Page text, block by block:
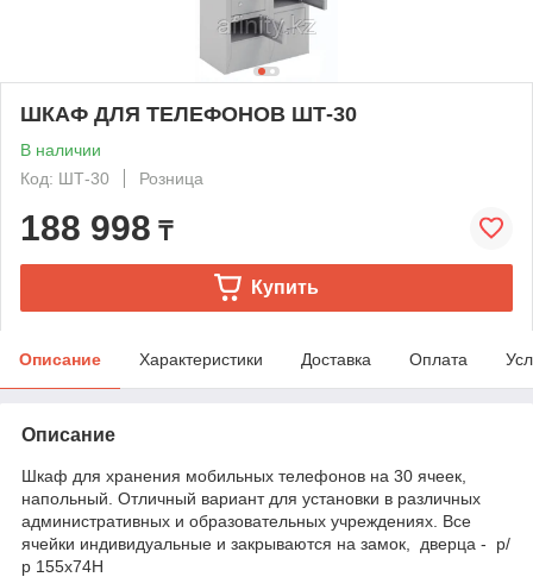
ШКАФ ДЛЯ ТЕЛЕФОНОВ ШТ-30
В наличии
Код: ШТ-30
Розница
188 998 ₸
Купить
Описание Характеристики Доставка Оплата
Описание
Шкаф для хранения мобильных телефонов на 30 ячеек,
напольный. Отличный вариант для установки в различных
административных и образовательных учреждениях. Все
ячейки индивидуальные и закрываются на замок, дверца - р/
р 155х74Н